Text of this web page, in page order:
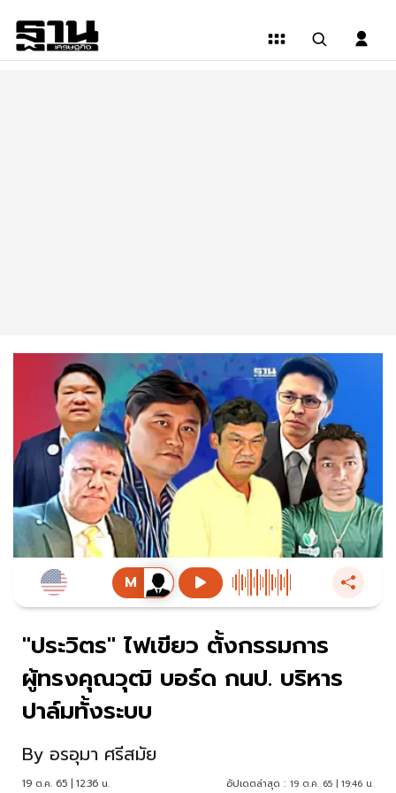
"ประวิตร" ไฟเขียว ตั้งกรรมการ
ผู้ทรงคุณวุฒิ บอร์ด กนป. บริหาร
ปาล์มทั้งระบบ
By อรอุมา ศรีสมัย
19 ต.ค. 65 | 12:36 น. อัปเดตล่าสุด : 19 ต.ค. 65 | 19:46 น.